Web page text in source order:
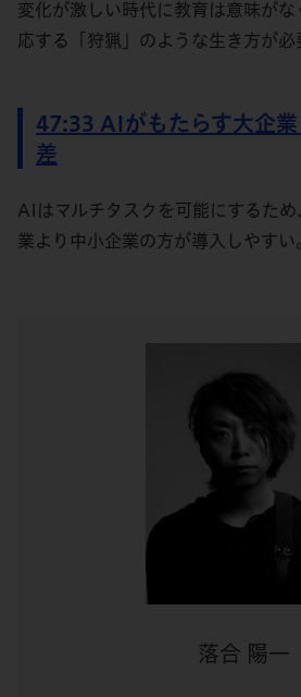
変化が激しい時代に教育は意味が
応する「狩猟」のような生き方が必
47:33 AIがもたらす大企
差
AIはマルチタスクを可能にするた
業より中小企業の方が導入しやすい
落合 陽一